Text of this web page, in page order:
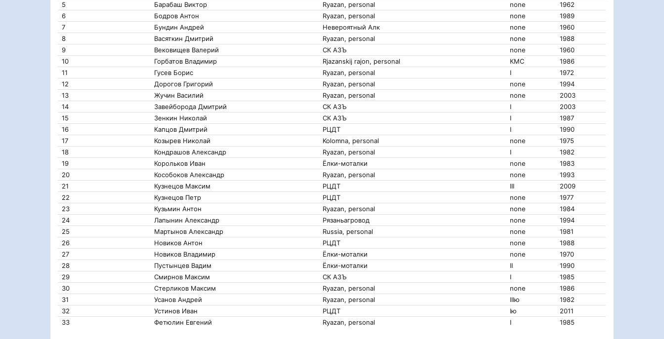
5
Барабаш Виктор Ryazan, personal none
1962
6
Бодров Антон Ryazan, personal none
1989
7
Бундин Андрей Невероятный Алк none
1960
8
Васяткин Дмитрий Ryazan, personal none
1988
9
Вековищев Валерий СК АЗЪ none
1960
10
Горбатов Владимир Rjazanskij rajon, personal КМС
1986
11
Гусев Борис Ryazan, personal I
1972
12
Дорогов Григорий Ryazan, personal none
1994
13
Жучин Василий Ryazan, personal none
2003
14
Завейборода Дмитрий СК АЗЪ I
2003
15
Зенкин Николай СК АЗЪ I
1987
16
Капцов Дмитрий РЦДТ I
1990
17
Козырев Николай Kolomna, personal none
1975
18
Кондрашов Александр Ryazan, personal I
1982
19
Корольков Иван Ёлки-моталки none
1983
20
Кособоков Александр Ryazan, personal none
1993
21
Кузнецов Максим РЦДТ III
2009
22
Кузнецов Петр РЦДТ none
1977
23
Кузьмин Антон Ryazan, personal none
1984
24
Лапынин Александр Рязаньагровод none
1994
25
Мартынов Александр Russia, personal none
1981
26
Новиков Антон РЦДТ none
1988
27
Новиков Владимир Ёлки-моталки none
1970
28
Пустынцев Вадим Ёлки-моталки II
1990
29
Смирнов Максим СК АЗЪ I
1985
30
Стерликов Максим Ryazan, personal none
1986
31
Усанов Андрей Ryazan, personal IIIю
1982
32
Устинов Иван РЦДТ Iю
2011
33
Фетюлин Евгений Ryazan, personal I 1985